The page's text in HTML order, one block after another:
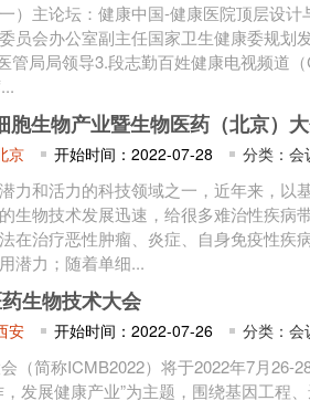
）主论坛：健康中国-健康医院顶层设计
员会办公室副主任国家卫生健康委规划
管局局领导3.段志勤百姓健康电视频道
胞生物产业暨生物医药（北京）
京 开始时间：2022-07-28 分类：会
力和活力的科技领域之一，近年来，以
生物技术发展迅速，给很多难治性疾病
在治疗恶性肿瘤、炎症、自身免疫性疾
潜力；随着单细...
生物技术大会
安 开始时间：2022-07-26 分类：会
（简称ICMB2022）将于2022年7月26-
发展健康产业”为主题，围绕基因工程